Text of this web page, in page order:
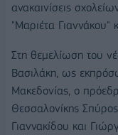
ανακαινίσεις
"Μαριέτα Γιαννάκου"
Στη θεμελίωση του
Βασιλάκη, ως
Μακεδονίας, ο
Θεσσαλονίκης
Γιαννακίδου και